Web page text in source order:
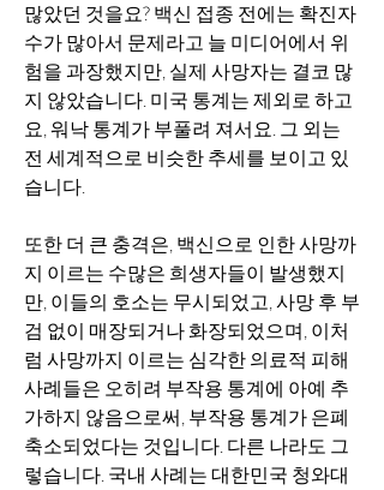
많았던 것을요? 백신 접종 전에는 확진자
수가 많아서 문제라고 늘 미디어에서 위
험을 과장했지만, 실제 사망자는 결코 많
지 않았습니다. 미국 통계는 제외로 하고
요, 워낙 통계가 부풀려 져서요. 그 외는
전 세계적으로 비슷한 추세를 보이고 있
습니다.
또한 더 큰 충격은, 백신으로 인한 사망까
지 이르는 수많은 희생자들이 발생했지
만, 이들의 호소는 무시되었고, 사망 후 부
검 없이 매장되거나 화장되었으며, 이처
럼 사망까지 이르는 심각한 의료적 피해
사례들은 오히려 부작용 통계에 아예 추
가하지 않음으로써, 부작용 통계가 은폐
축소되었다는 것입니다. 다른 나라도 그
렇습니다. 국내 사례는 대한민국 청와대